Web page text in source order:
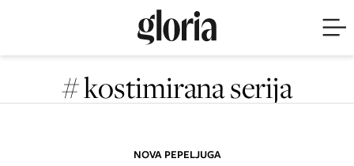
# kostimirana serija
NOVA PEPELJUGA